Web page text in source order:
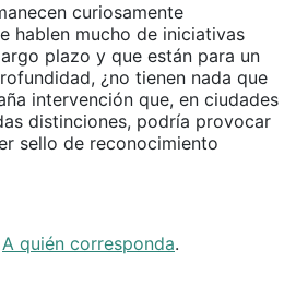
curiosamente
hablen mucho de iniciativas
plazo y que están para un
¿no tienen nada que
intervención que, en ciudades
distinciones, podría provocar
sello de reconocimiento
A quién corresponda.